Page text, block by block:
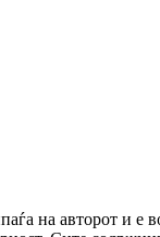
на авторот и е